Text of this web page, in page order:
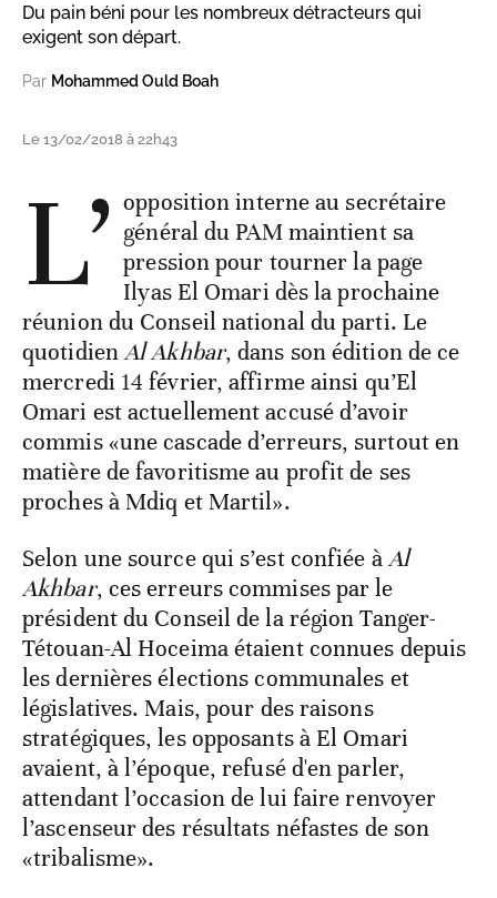
Du pain béni pour les nombreux détracteurs qui
exigent son départ.
Par Mohammed Ould Boah
Le 13/02/2018 à 22h43
L’ opposition interne au secrétaire
général du PAM maintient sa
pression pour tourner la page
Ilyas El Omari dès la prochaine
réunion du Conseil national du parti. Le
quotidienAl Akhbar, dans son édition de ce
mercredi 14 février, affirme ainsi qu’El
Omari est actuellement accusé d’avoir
commis «une cascade d’erreurs, surtout en
matière de favoritisme au profit de ses
proches à Mdiq et Martil».
Selon une source qui s’est confiée àAl
Akhbar, ces erreurs commises par le
président du Conseil de la région Tanger-
Tétouan-Al Hoceima étaient connues depuis
les dernières élections communales et
législatives. Mais, pour des raisons
stratégiques, les opposants à El Omari
avaient, à l’époque, refusé d'en parler,
attendant l’occasion de lui faire renvoyer
l’ascenseur des résultats néfastes de son
«tribalisme».